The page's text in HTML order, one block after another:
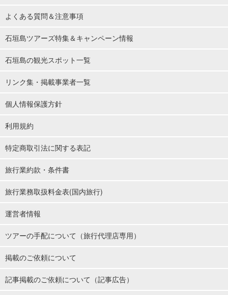
よくある質問＆注意事項
石垣島ツアーズ特集＆キャンペーン情報
石垣島の観光スポット一覧
リンク集・掲載事業者一覧
個人情報保護方針
利用規約
特定商取引法に関する表記
旅行業約款・条件書
旅行業務取扱料金表(国内旅行)
運営者情報
ツアーの手配について（旅行代理店専用）
掲載のご依頼について
記事掲載のご依頼について（記事広告）